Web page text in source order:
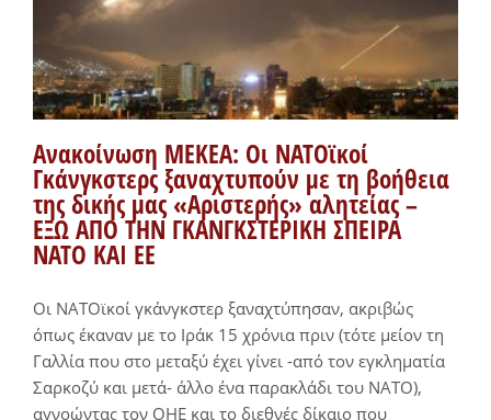
Ανακοίνωση ΜΕΚΕΑ: Οι ΝΑΤΟϊκοί
Γκάνγκστερς ξαναχτυπούν με τη βοήθεια
της δικής μας «Αριστερής» αλητείας –
ΕΞΩ ΑΠΟ ΤΗΝ ΓΚΑΝΓΚΣΤΕΡΙΚΗ ΣΠΕΙΡΑ
ΝΑΤΟ ΚΑΙ ΕΕ
Οι ΝΑΤΟϊκοί γκάνγκστερ ξαναχτύπησαν, ακριβώς
όπως έκαναν με το Ιράκ 15 χρόνια πριν (τότε μείον τη
Γαλλία που στο μεταξύ έχει γίνει -από τον εγκληματία
Σαρκοζύ και μετά- άλλο ένα παρακλάδι του ΝΑΤΟ),
αγνοώντας τον ΟΗΕ και το διεθνές δίκαιο που